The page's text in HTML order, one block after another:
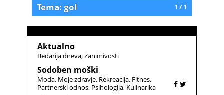
1 / 1
Tema: gol
Aktualno
Bedarija dneva Zanimivosti
Sodoben moški
Moda Moje zdravje Rekreacija Fitnes
Partnerski odnos Psihologija Kulinarika